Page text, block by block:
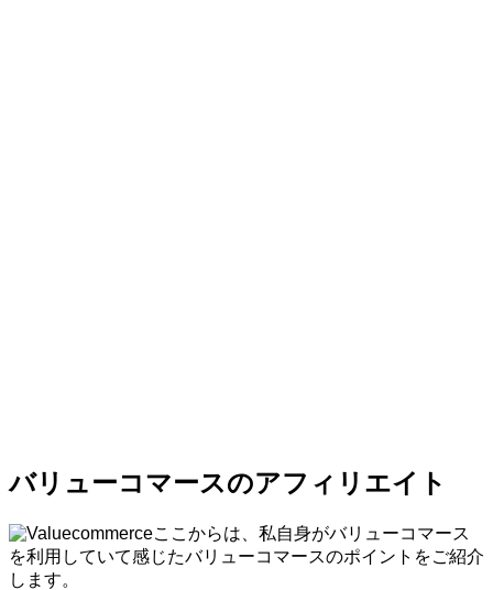
バリューコマースのアフィリエイト
ここからは、私自身がバリューコマース
を利用していて感じたバリューコマースのポイントをご紹介
します。